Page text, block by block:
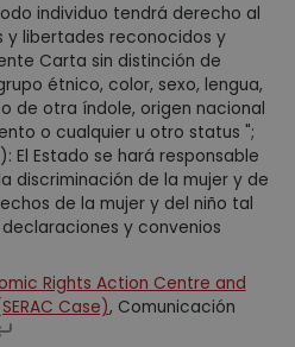
individuo tendrá derecho al
y libertades reconocidos y
Carta sin distinción de
étnico, color, sexo, lengua,
de otra índole, origen nacional
o cualquier u otro status ";
El Estado se hará responsable
discriminación de la mujer y de
de la mujer y del niño tal
y convenios
Rights Action Centre and
Case), Comunicación